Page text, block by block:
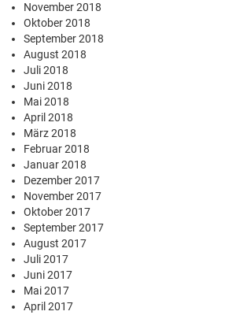
November 2018
Oktober 2018
September 2018
August 2018
Juli 2018
Juni 2018
Mai 2018
April 2018
März 2018
Februar 2018
Januar 2018
Dezember 2017
November 2017
Oktober 2017
September 2017
August 2017
Juli 2017
Juni 2017
Mai 2017
April 2017